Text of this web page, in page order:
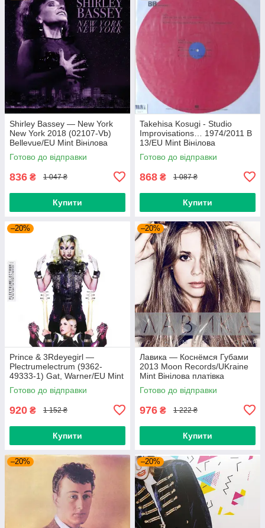
Shirley Bassey — New York
New York 2018 (02107-Vb)
Bellevue/EU Mint Вінілова
платівка (art.238985)
Готово до відправки
836 ₴ 1 047 ₴
Купити
Takehisa Kosugi - Studio
Improvisations… 1974/2011 B
13/EU Mint Вінілова
пластинка (art.232754)
Готово до відправки
868 ₴ 1 087 ₴
Купити
–20%
Prince & 3Rdeyegirl —
Plectrumelectrum (9362-
49333-1) Gat, Warner/EU Mint
Вінілова платівка (art.220362)
Готово до відправки
920 ₴ 1 152 ₴
Купити
–20%
Лавика — Коснёмся Губами
2013 Moon Records/UKraine
Mint Вінілова платівка
(art.221702)
Готово до відправки
976 ₴ 1 222 ₴
Купити
–20% –20%